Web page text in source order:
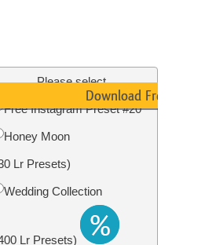
Please select
Free Instagram Preset #20
Honey Moon
Lr Presets)
Wedding Collection
Lr Presets)
Download Free